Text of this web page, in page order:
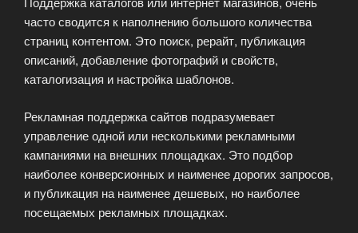
часто сводится к наполнению большого количества
страниц контентом. Это поиск, рерайт, публикация
описаний, добавление фотографий и свойств,
каталогизация и настройка шаблонов.
Рекламная поддержка сайтов подразумевает
управление одной или несколькими рекламными
кампаниями на внешних площадках. Это подбор
наиболее конверсионных и наименее дорогих запросов,
и публикация на наименее дешевых, но наиболее
посещаемых рекламных площадках.